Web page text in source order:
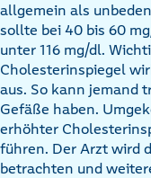
allgemein als
sollte bei 40 bis 60
unter 116 mg/dl.
Cholesterinspiegel
aus. So kann jemand
Gefäße haben.
erhöhter
führen. Der Arzt wird
betrachten und